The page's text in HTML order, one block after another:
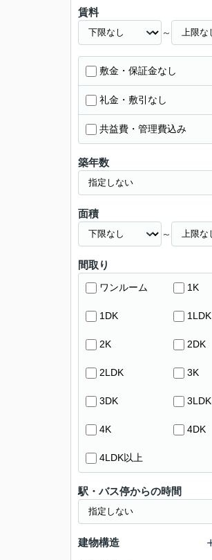
賃料
～
敷金・保証金なし
礼金・敷引なし
共益費・管理費込み
築年数
面積
～
間取り
ワンルーム 1K
1DK 1LDK
2K 2DK
2LDK 3K
3DK 3LDK
4K 4DK
4LDK以上
駅・バス停からの時間
建物構造